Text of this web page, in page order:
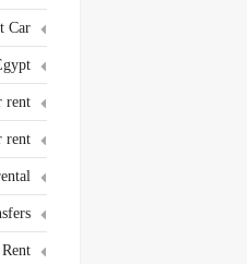
Car
rent
rent